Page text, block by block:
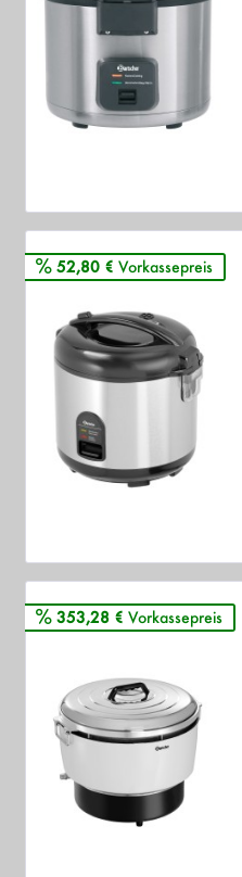
52,80 € Vorkassepreis
353,28 € Vorkassepreis